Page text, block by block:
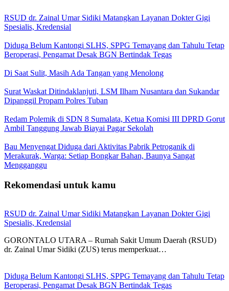
RSUD dr. Zainal Umar Sidiki Matangkan Layanan Dokter Gigi
Spesialis, Kredensial
Diduga Belum Kantongi SLHS, SPPG Temayang dan Tahulu Tetap
Beroperasi, Pengamat Desak BGN Bertindak Tegas
Di Saat Sulit, Masih Ada Tangan yang Menolong
Surat Waskat Ditindaklanjuti, LSM Ilham Nusantara dan Sukandar
Dipanggil Propam Polres Tuban
Redam Polemik di SDN 8 Sumalata, Ketua Komisi III DPRD Gorut
Ambil Tanggung Jawab Biayai Pagar Sekolah
Bau Menyengat Diduga dari Aktivitas Pabrik Petroganik di
Merakurak, Warga: Setiap Bongkar Bahan, Baunya Sangat
Mengganggu
Rekomendasi untuk kamu
RSUD dr. Zainal Umar Sidiki Matangkan Layanan Dokter Gigi
Spesialis, Kredensial
GORONTALO UTARA – Rumah Sakit Umum Daerah (RSUD)
dr. Zainal Umar Sidiki (ZUS) terus memperkuat…
Diduga Belum Kantongi SLHS, SPPG Temayang dan Tahulu Tetap
Beroperasi, Pengamat Desak BGN Bertindak Tegas